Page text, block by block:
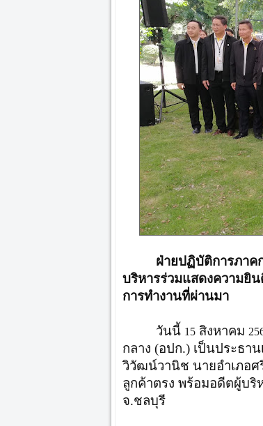
ฝ่ายปฏิบัติการภาค
บริหารร่วมแสดงความยิน
การทำงานที่ผ่านมา
วันนี้ 15สิงหาคม
กลาง (อปก.) เป็นประธา
วิวัฒน์วานิช นายอำเภอ
ลูกค้าตรง พร้อมอดีตผู้บริ
จ.ชลบุรี